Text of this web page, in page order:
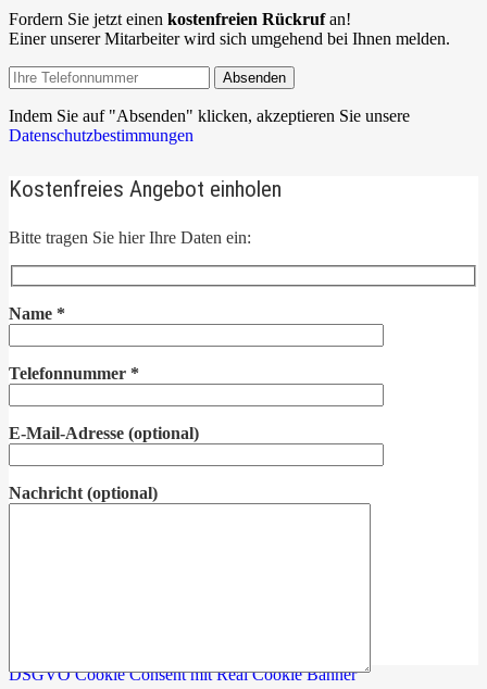
Fordern Sie jetzt einen kostenfreien Rückrufan!
Einer unserer Mitarbeiter wird sich umgehend bei Ihnen melden.
Absenden
Indem Sie auf "Absenden" klicken, akzeptieren Sie unsere
Datenschutzbestimmungen
Kostenfreies Angebot einholen
Bitte tragen Sie hier Ihre Daten ein:
Name *
Telefonnummer *
E-Mail-Adresse (optional)
Nachricht (optional)
DSGVO Cookie Consent mit Real Cookie Banner